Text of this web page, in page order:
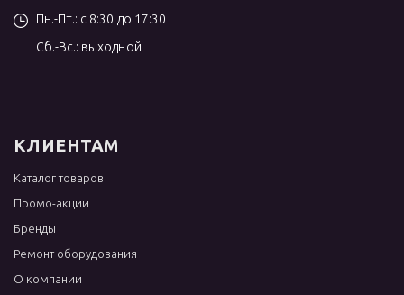
Пн.-Пт.: с 8:30 до 17:30
Сб.-Вс.: выходной
КЛИЕНТАМ
Каталог товаров
Промо-акции
Бренды
Ремонт оборудования
О компании